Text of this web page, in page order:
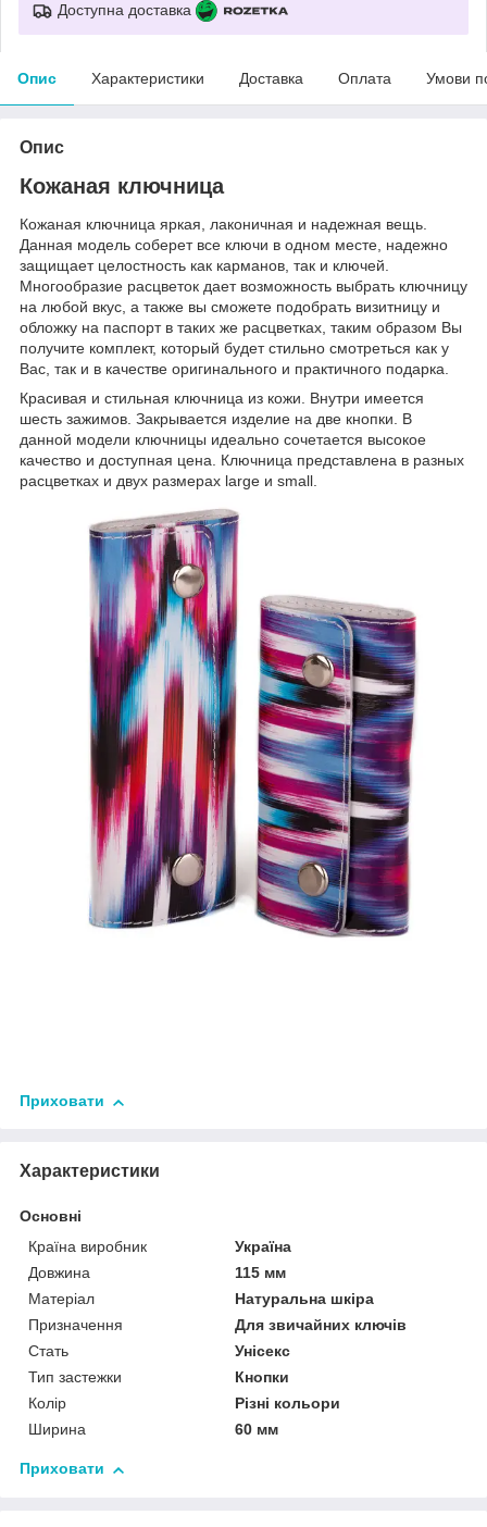
Доступна доставка
Опис Характеристики Доставка Оплата Умови
Опис
Кожаная ключница
Кожаная ключница яркая, лаконичная и надежная вещь.
Данная модель соберет все ключи в одном месте, надежно
защищает целостность как карманов, так и ключей.
Многообразие расцветок дает возможность выбрать ключницу
на любой вкус, а также вы сможете подобрать визитницу и
обложку на паспорт в таких же расцветках, таким образом Вы
получите комплект, который будет стильно смотреться как у
Вас, так и в качестве оригинального и практичного подарка.
Красивая и стильная ключница из кожи. Внутри имеется
шесть зажимов. Закрывается изделие на две кнопки. В
данной модели ключницы идеально сочетается высокое
качество и доступная цена. Ключница представлена в разных
расцветках и двух размерах large и small.
Приховати
Характеристики
Основні
Країна виробник
Україна
Довжина
115 мм
Матеріал
Натуральна шкіра
Призначення
Для звичайних ключів
Стать
Унісекс
Тип застежки
Кнопки
Колір
Різні кольори
Ширина
60 мм
Приховати